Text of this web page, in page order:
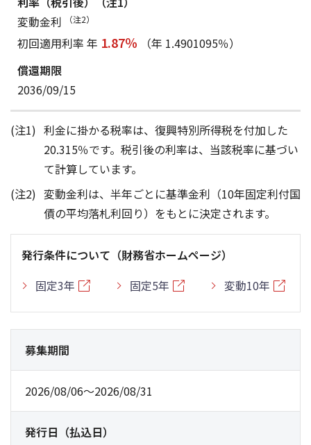
変動金利 （注2）
初回適用利率 年 1.87％ （年 1.4901095％）
2036/09/15
利金に掛かる税率は、復興特別所得税を付加した
20.315％です。税引後の利率は、当該税率に基づい
て計算しています。
変動金利は、半年ごとに基準金利（10年固定利付国
債の平均落札利回り）をもとに決定されます。
発行条件について（財務省ホームページ）
固定3年
固定5年 変動10年
募集期間
2026/08/06～2026/08/31
発行日（払込日）